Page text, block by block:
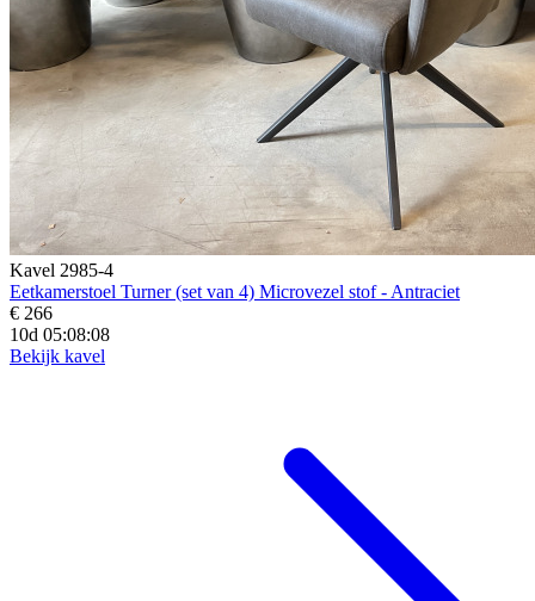
Kavel 2985-4
Eetkamerstoel Turner (set van 4) Microvezel stof - Antraciet
€ 266
10d 05:08:07
Bekijk kavel